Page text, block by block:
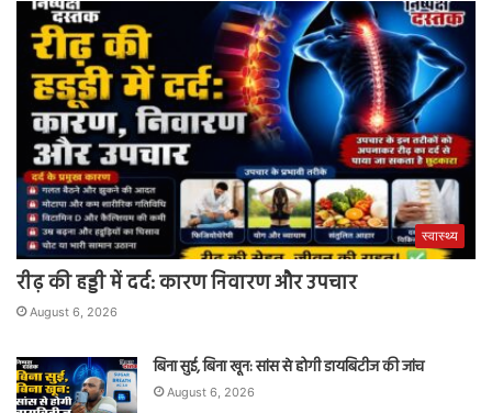
स्वास्थ्य
रीढ़ की हड्डी में दर्द: कारण निवारण और उपचार
August 6, 2026
बिना सुई, बिना खून: सांस से होगी डायबिटीज की जांच
August 6, 2026